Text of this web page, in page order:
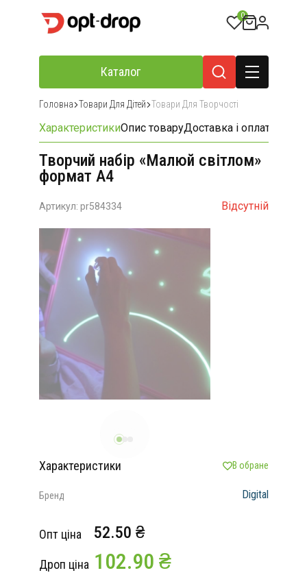
0
Каталог
Головна Товари Для Дітей Товари Для Творчості
ХарактеристикиОпис товаруДоставка і оплата
Творчий набір «Малюй світлом»
формат А4
Артикул: pr584334 Відсутній
Характеристики В обране
Бренд Digital
Опт ціна 52.50 ₴
Дроп ціна 102.90 ₴